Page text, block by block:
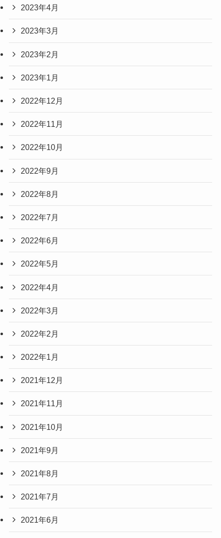
2023年4月
2023年3月
2023年2月
2023年1月
2022年12月
2022年11月
2022年10月
2022年9月
2022年8月
2022年7月
2022年6月
2022年5月
2022年4月
2022年3月
2022年2月
2022年1月
2021年12月
2021年11月
2021年10月
2021年9月
2021年8月
2021年7月
2021年6月